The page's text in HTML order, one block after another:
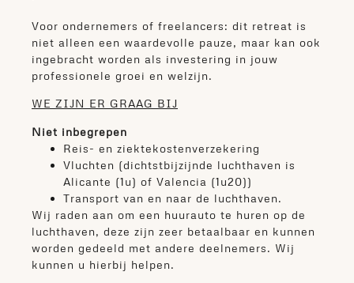
Voor ondernemers of freelancers: dit retreat is
niet alleen een waardevolle pauze, maar kan ook
ingebracht worden als investering in jouw
professionele groei en welzijn.
WE ZIJN ER GRAAG BIJ
Niet inbegrepen
Reis- en ziektekostenverzekering
Vluchten (dichtstbijzijnde luchthaven is
Alicante (1u) of Valencia (1u20))
Transport van en naar de luchthaven.
Wij raden aan om een huurauto te huren op de
luchthaven, deze zijn zeer betaalbaar en kunnen
worden gedeeld met andere deelnemers. Wij
kunnen u hierbij helpen.